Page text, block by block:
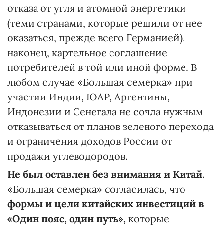
отказа от угля и атомной энергетики
(теми странами, которые решили от нее
оказаться, прежде всего Германией),
наконец, картельное соглашение
потребителей в той или иной форме. В
любом случае «Большая семерка» при
участии Индии, ЮАР, Аргентины,
Индонезии и Сенегала не сочла нужным
отказываться от планов зеленого перехода
и ограничения доходов России от
продажи углеводородов.
Не был оставлен без внимания и Китай.
«Большая семерка» согласилась, что
формы и цели китайских инвестиций в
«Один пояс, один путь», которые